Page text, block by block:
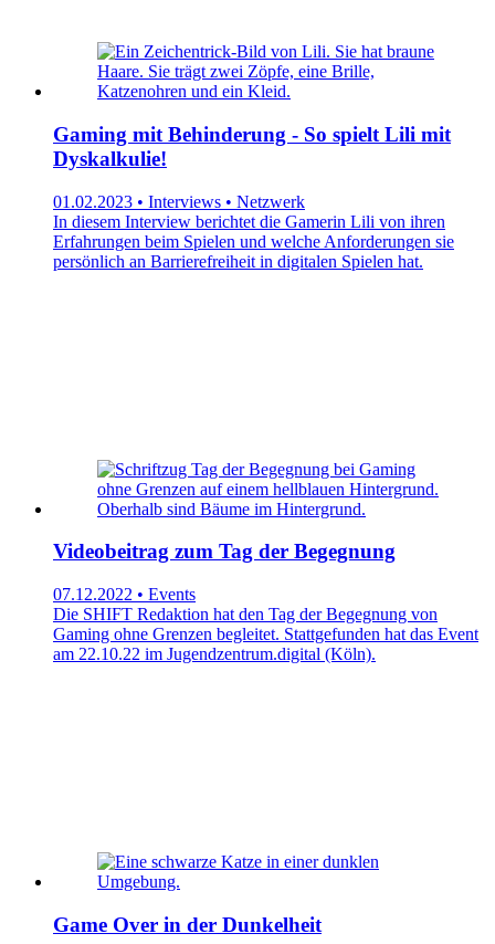
Gaming mit Behinderung - So spielt Lili mit
Dyskalkulie!
01.02.2023 • Interviews • Netzwerk
In diesem Interview berichtet die Gamerin Lili von ihren
Erfahrungen beim Spielen und welche Anforderungen sie
persönlich an Barrierefreiheit in digitalen Spielen hat.
Videobeitrag zum Tag der Begegnung
07.12.2022 • Events
Die SHIFT Redaktion hat den Tag der Begegnung von
Gaming ohne Grenzen begleitet. Stattgefunden hat das Event
am 22.10.22 im Jugendzentrum.digital (Köln).
Game Over in der Dunkelheit